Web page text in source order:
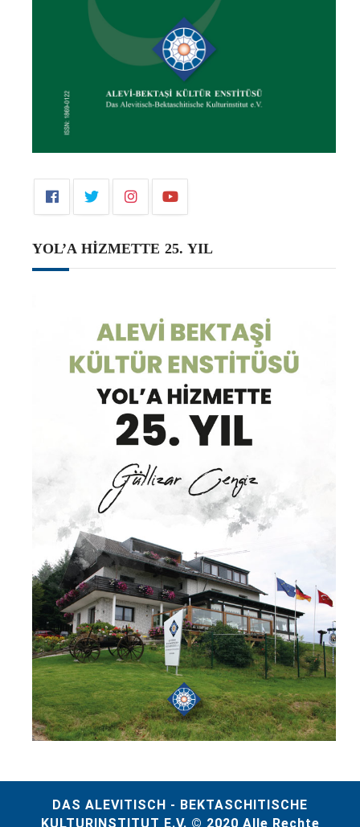
YOL’A HİZMETTE 25. YIL
DAS ALEVITISCH - BEKTASCHITISCHE
KULTURINSTITUT E.V. © 2020 Alle Rechte